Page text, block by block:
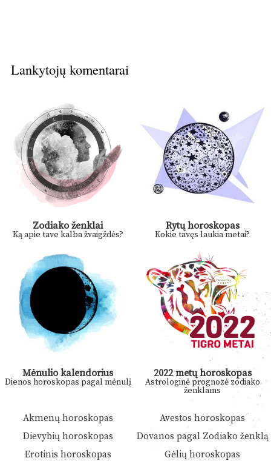
Lankytojų komentarai
Zodiako ženklai
Ką apie tave kalba žvaigždės?
Rytų horoskopas
Kokie tavęs laukia metai?
Mėnulio kalendorius
Dienos horoskopas pagal mėnulį
2022 metų horoskopas
Astrologinė prognozė zodiako
ženklams
Akmenų horoskopas
Avestos horoskopas
Dievybių horoskopas
Dovanos pagal Zodiako ženklą
Erotinis horoskopas
Gėlių horoskopas